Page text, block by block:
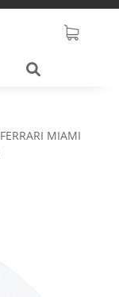
FERRARI MIAMI